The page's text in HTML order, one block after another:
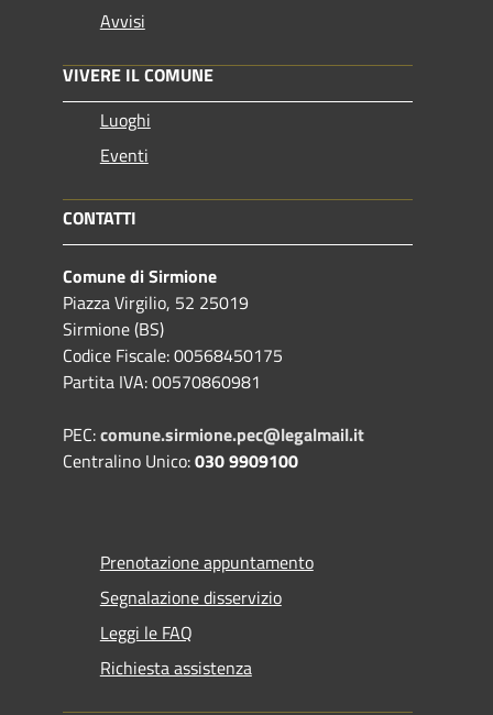
Avvisi
VIVERE IL COMUNE
Luoghi
Eventi
CONTATTI
Comune di Sirmione
Piazza Virgilio, 52 25019
Sirmione (BS)
Codice Fiscale: 00568450175
Partita IVA: 00570860981
PEC:comune.sirmione.pec@legalmail.it
Centralino Unico:030 9909100
Prenotazione appuntamento
Segnalazione disservizio
Leggi le FAQ
Richiesta assistenza